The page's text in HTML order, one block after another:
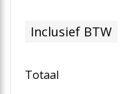
Inclusief BTW
Totaal